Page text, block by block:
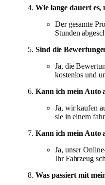
Wie lange dauert
Der gesamte
Stunden
Sind die
Ja, die
kostenlos und
Kann ich mein Auto
Ja, wir kaufen
sie in einem
Kann ich mein Auto
Ja, unser
Ihr Fahrzeug
Was passiert mit